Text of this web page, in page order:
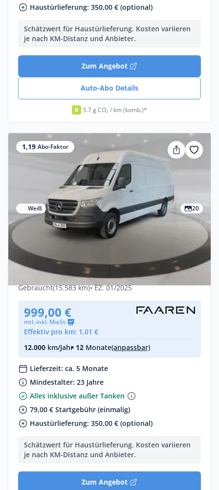
Haustürlieferung: 350,00 € (optional)
Schätzwert für Haustürlieferung. Kosten variieren
je nach KM-Distanz und Anbieter.
Zum Angebot
Auto-Abo Details
B 5.7 g CO₂ / km (komb.)*
1,19 Abo-Faktor
Weiß 20
Mercedes-Benz Sprinter 317 Kasten
++sofort verfügbar++
Manuell •170 PS (125 kW)
Gebraucht(15.583 km)• EZ: 01/2025
999,00 €
mtl. inkl. MwSt.
Effektiv pro km: 1,01 €
12.000 km/Jahr• 12 Monate(anpassbar)
Lieferzeit: ca. 5 Monate
Mindestalter: 23 Jahre
Alles inklusive außer Tanken
79,00 € Startgebühr (einmalig)
Haustürlieferung: 350,00 € (optional)
Schätzwert für Haustürlieferung. Kosten variieren
je nach KM-Distanz und Anbieter.
Zum Angebot